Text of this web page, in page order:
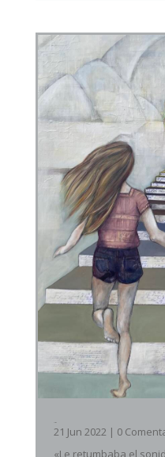
21 Jun 2022 | 0
«Le retumbaba el